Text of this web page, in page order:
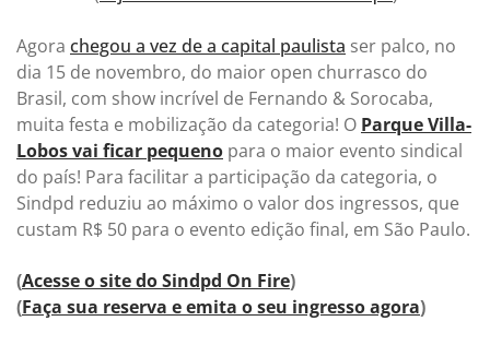
Agora chegou a vez de a capital paulista ser palco, no
dia 15 de novembro, do maior open churrasco do
Brasil, com show incrível de Fernando & Sorocaba,
muita festa e mobilização da categoria! O Parque Villa-
Lobos vai ficar pequeno para o maior evento sindical
do país! Para facilitar a participação da categoria, o
Sindpd reduziu ao máximo o valor dos ingressos, que
custam R$ 50 para o evento edição final, em São Paulo.
(Acesse o site do Sindpd On Fire)
(Faça sua reserva e emita o seu ingresso agora)